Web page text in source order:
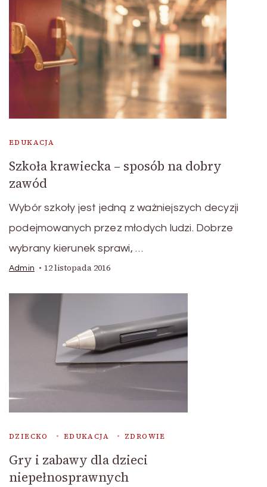
EDUKACJA
Szkoła krawiecka – sposób na dobry
zawód
Wybór szkoły jest jedną z ważniejszych decyzji
podejmowanych przez młodych ludzi. Dobrze
wybrany kierunek sprawi, …
Admin 12 listopada 2016
DZIECKO EDUKACJA ZDROWIE
Gry i zabawy dla dzieci
niepełnosprawnych